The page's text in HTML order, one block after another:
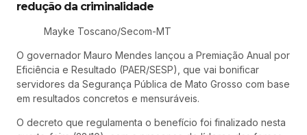
redução da criminalidade
Mayke Toscano/Secom-MT
O governador Mauro Mendes lançou a Premiação Anual por
Eficiência e Resultado (PAER/SESP), que vai bonificar
servidores da Segurança Pública de Mato Grosso com base
em resultados concretos e mensuráveis.
O decreto que regulamenta o benefício foi finalizado nesta